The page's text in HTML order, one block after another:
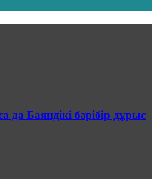
Баяндікі бәрібір дұрыс